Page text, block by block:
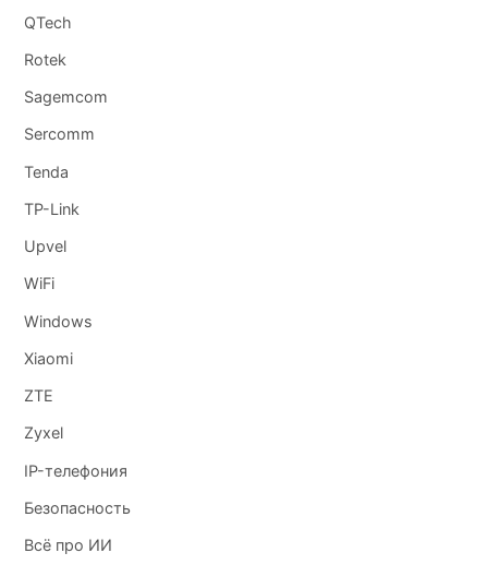
QTech
Rotek
Sagemcom
Sercomm
Tenda
TP-Link
Upvel
WiFi
Windows
Xiaomi
ZTE
Zyxel
IP-телефония
Безопасность
Всё про ИИ